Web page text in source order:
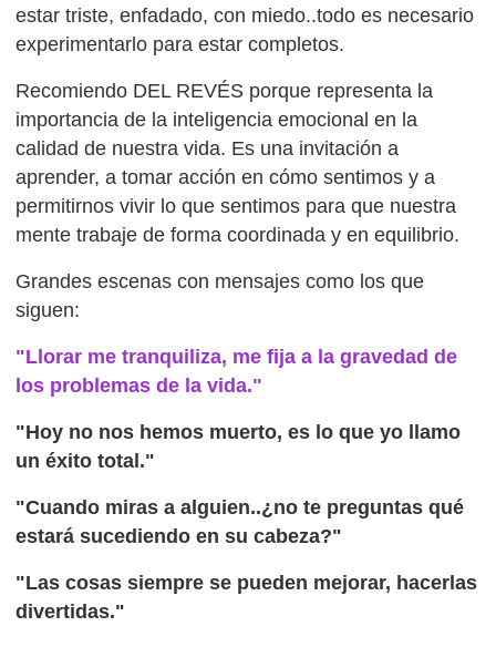
estar triste, enfadado, con miedo..todo es necesario
experimentarlo para estar completos.
Recomiendo DEL REVÉS porque representa la
importancia de la inteligencia emocional en la
calidad de nuestra vida. Es una invitación a
aprender, a tomar acción en cómo sentimos y a
permitirnos vivir lo que sentimos para que nuestra
mente trabaje de forma coordinada y en equilibrio.
Grandes escenas con mensajes como los que
siguen:
"Llorar me tranquiliza, me fija a la gravedad de
los problemas de la vida."
"Hoy no nos hemos muerto, es lo que yo llamo
un éxito total."
"Cuando miras a alguien..¿no te preguntas qué
estará sucediendo en su cabeza?"
"Las cosas siempre se pueden mejorar, hacerlas
divertidas."